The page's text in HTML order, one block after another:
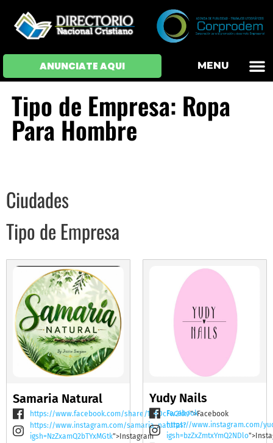
ANUNCIATE AQUI MENU
Tipo de Empresa: Ropa
Para Hombre
Ciudades
Tipo de Empresa
Samaria Natural
https://www.facebook.com/share/19BDcFw2kk/">Facebook
https://www.instagram.com/samaria_natural?
igsh=NzZxamQ2bTYxMGtk">Instagram
Yudy Nails
Facebook
https://www.instagram.com/
igsh=bzZxZmtxYmQ2NDlo